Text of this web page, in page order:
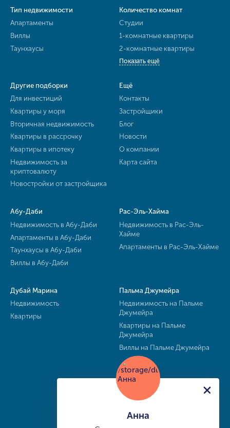
Тип недвижимости
Апартаменты
Виллы
Таунхаусы
Количество комнат
Студии
1-комнатные квартиры
2-комнатные квартиры
Показать ещё
Другие подборки
Для инвестиций
Квартиры у моря
Вторичная недвижимость
Квартиры в рассрочку
Квартиры в ипотеку
Недвижимость за
криптовалюту
Новостройки от застройщика
Ещё
Контакты
Застройщики
Блог
Новости
О компании
Карта сайта
Абу-Даби
Недвижимость в Абу-Даби
Апартаменты в Абу-Даби
Таунхаусы в Абу-Даби
Виллы в Абу-Даби
Рас-Эль-Хайма
Недвижимость в Рас-Эль-
Хайме
Апартаменты в Рас-Эль-Хайме
Дубай Марина
Недвижимость
Квартиры
Пальма Джумейра
Недвижимость на Пальме
Джумейра
Квартиры на Пальме
Джумейра
Виллы на Пальме Джумейра
Анна